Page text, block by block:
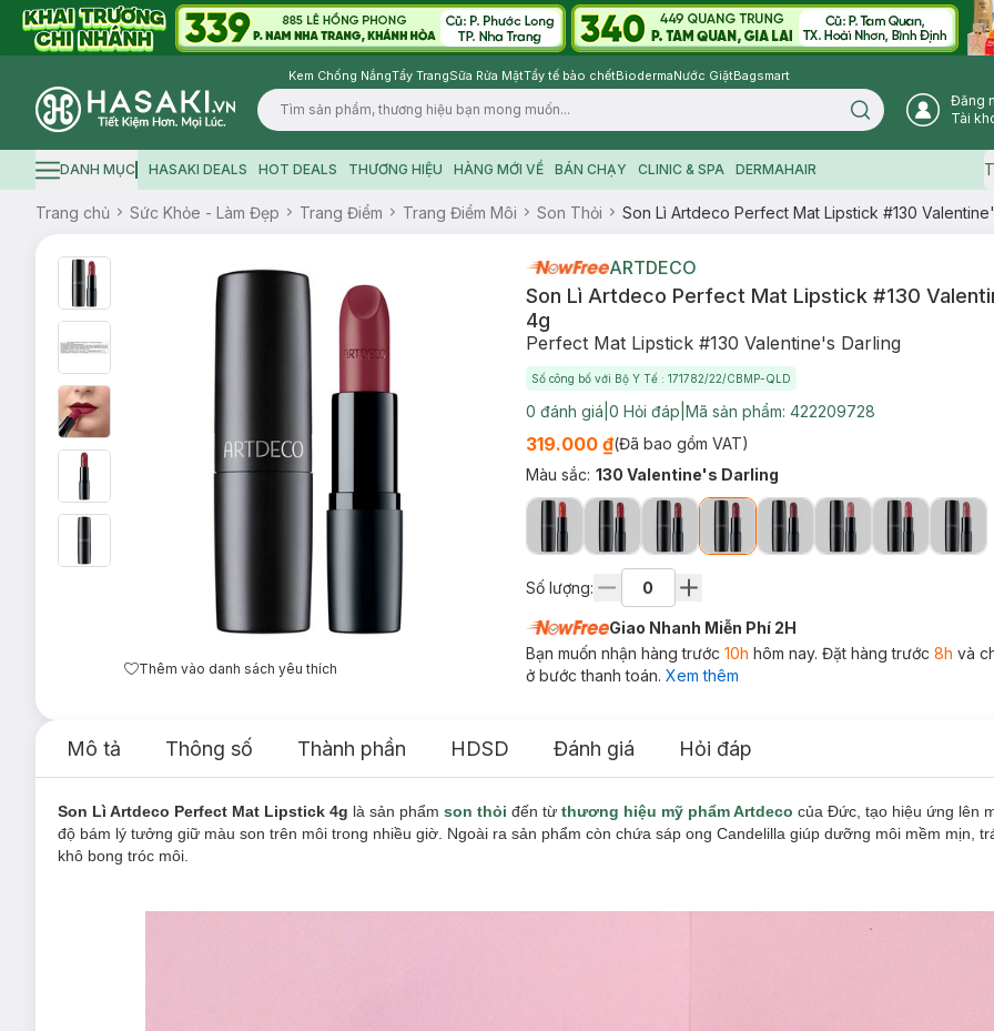
Kem Chống NắngTẩy TrangSữa Rửa MặtTẩy tế bào chếtBiodermaNước GiặtBagsmart
Logo
Search icon
Đăng
Tài
Hamburger icon
DANH MỤC HASAKI DEALS HOT DEALS THƯƠNG HIỆU HÀNG MỚI VỀ BÁN CHẠY CLINIC & SPA DERMAHAIR
Trang chủ Sức Khỏe - Làm Đẹp Trang Điểm Trang Điểm Môi Son Thỏi Son Lì Artdeco Perfect Mat Lipstick #130
Thêm vào danh sách yêu thích
ARTDECO
Son Lì Artdeco Perfect Mat Lipstick #130
4g
Perfect Mat Lipstick #130 Valentine's Darling
Số công bố với Bộ Y Tế : 171782/22/CBMP-QLD
0 đánh giá 0 Hỏi đáp Mã sản phẩm: 422209728
319.000 ₫(Đã bao gồm VAT)
Màu sắc: 130 Valentine's Darling
Số lượng:
Giao Nhanh Miễn Phí 2H
Bạn muốn nhận hàng trước 10h hôm nay. Đặt hàng trước 8h và
ở bước thanh toán. Xem thêm
Mô tả Thông số Thành phần HDSD Đánh giá Hỏi đáp
Son Lì Artdeco Perfect Mat Lipstick 4g là sản phẩm son thỏi đến từ thương hiệu mỹ phẩm Artdeco của Đức, tạo hiệu ứng lên
độ bám lý tưởng giữ màu son trên môi trong nhiều giờ. Ngoài ra sản phẩm còn chứa sáp ong Candelilla giúp dưỡng môi mềm mịn,
khô bong tróc môi.